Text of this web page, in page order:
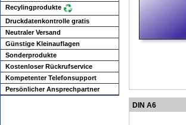
Recylingprodukte
Druckdatenkontrolle gratis
Neutraler Versand
Günstige Kleinauflagen
Sonderprodukte
Kostenloser Rückrufservice
Kompetenter Telefonsupport
Persönlicher Ansprechpartner
DIN A6